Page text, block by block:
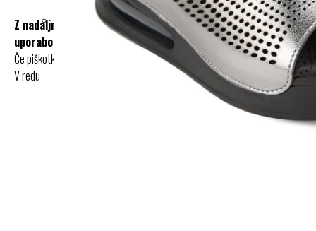
Z nadaljnjo uporabo spletnih mest soglašate z
uporabo piškotkov.
Če piškotkov ne želite, jih lahko onemogočite v nastavitvah.
V redu